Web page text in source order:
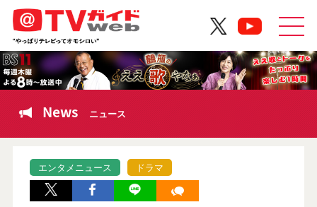
News ニュース
エンタメニュース ドラマ